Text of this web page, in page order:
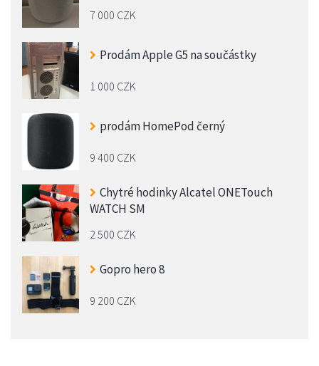
7 000 CZK
Prodám Apple G5 na součástky
1 000 CZK
prodám HomePod černý
9 400 CZK
Chytré hodinky Alcatel ONETouch
WATCH SM
2 500 CZK
Gopro hero 8
9 200 CZK